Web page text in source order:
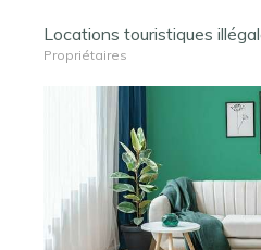
Locations touristiques
Propriétaires